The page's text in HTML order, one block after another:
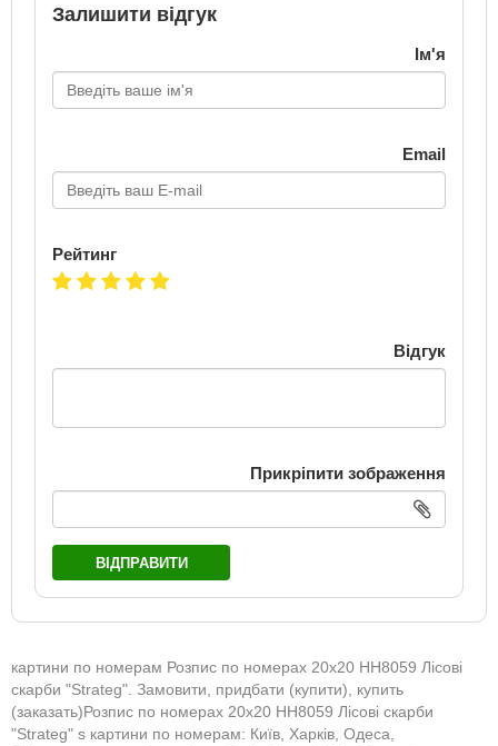
Залишити відгук
Ім'я
Email
Рейтинг
Відгук
Прикріпити зображення
ВІДПРАВИТИ
картини по номерам Розпис по номерах 20х20 HH8059 Лісові
скарби "Strateg". Замовити, придбати (купити), купить
(заказать)Розпис по номерах 20х20 HH8059 Лісові скарби
"Strateg" s картини по номерам: Київ, Харків, Одеса,